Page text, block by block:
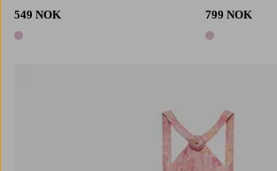
549 NOK
1 farge
799 NOK
1 farge